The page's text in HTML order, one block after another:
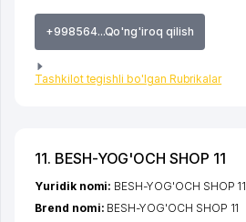
+998564...Qo'ng'iroq qilish
Tashkilot tegishli bo'lgan Rubrikalar
11. BESH-YOG'OCH SHOP 11
Yuridik nomi: BESH-YOG'OCH SHOP 11
Brend nomi: BESH-YOG'OCH SHOP 11